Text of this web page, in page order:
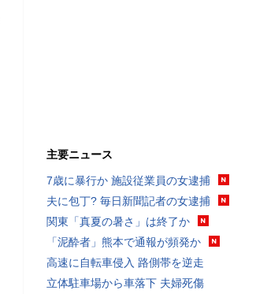
主要ニュース
7歳に暴行か 施設従業員の女逮捕
夫に包丁? 毎日新聞記者の女逮捕
関東「真夏の暑さ」は終了か
「泥酔者」熊本で通報が頻発か
高速に自転車侵入 路側帯を逆走
立体駐車場から車落下 夫婦死傷